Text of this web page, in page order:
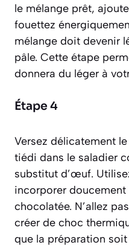
le mélange prêt,
fouettez
mélange doit devenir
pâle. Cette étape
donnera du léger à
Étape 4
Versez délicatement
tiédi dans le saladier
substitut d’œuf.
incorporer
chocolatée. N’allez
créer de choc
que la préparation